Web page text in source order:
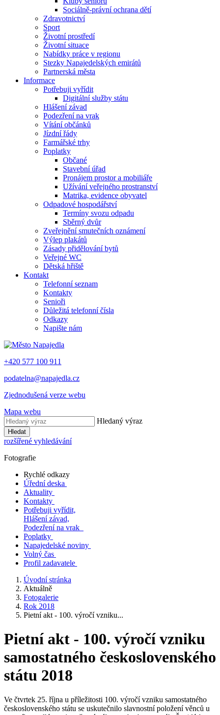
Sociálně-právní ochrana dětí
Zdravotnictví
Sport
Životní prostředí
Životní situace
Nabídky práce v regionu
Stezky Napajedelských emirátů
Partnerská města
Informace
Potřebuji vyřídit
Digitální služby státu
Hlášení závad
Podezření na vrak
Vítání občánků
Jízdní řády
Farmářské trhy
Poplatky
Občané
Stavební úřad
Pronájem prostor a mobiliáře
Užívání veřejného prostranství
Matrika, evidence obyvatel
Odpadové hospodářství
Termíny svozu odpadu
Sběrný dvůr
Zveřejnění smutečních oznámení
Výlep plakátů
Zásady přidělování bytů
Veřejné WC
Dětská hřiště
Kontakt
Telefonní seznam
Kontakty
Senioři
Důležitá telefonní čísla
Odkazy
Napište nám
+420 577 100 911
podatelna@napajedla.cz
Zjednodušená verze webu
Mapa webu
Hledaný výraz
Hledat
rozšířené vyhledávání
Fotografie
Rychlé odkazy
Úřední deska
Aktuality
Kontakty
Potřebuji vyřídit,
Hlášení závad,
Podezření na vrak
Poplatky
Napajedelské noviny
Volný čas
Profil zadavatele
Úvodní stránka
Aktuálně
Fotogalerie
Rok 2018
Pietní akt - 100. výročí vzniku...
Pietní akt - 100. výročí vzniku
samostatného československého
státu 2018
Ve čtvrtek 25. října u příležitosti 100. výročí vzniku samostatného
československého státu se uskutečnilo slavnostní položení věnců u